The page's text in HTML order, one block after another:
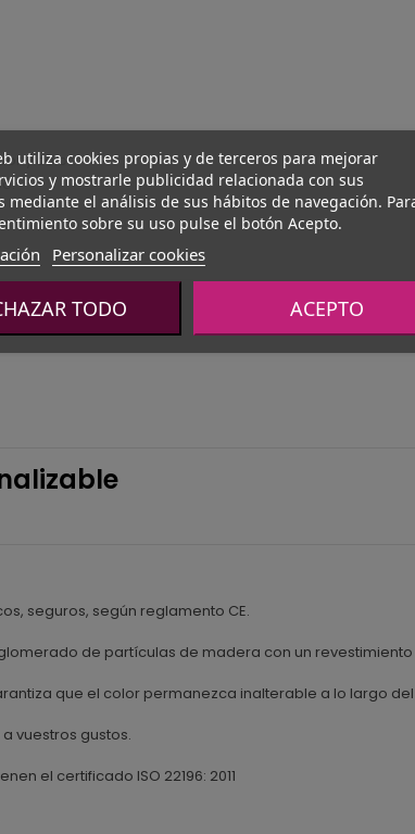
y color.
seguros, según reglamento CE.
de partículas de madera con un
que el color permanezca inalterable a lo largo
vuestros gustos.
el certificado ISO 22196: 2011
utiliza cookies propias y de terceros para mejorar
y mostrarle publicidad relacionada con sus
mediante el análisis de sus hábitos de navegación.
sobre su uso pulse el botón Acepto.
Personalizar cookies
TODO ACEPTO